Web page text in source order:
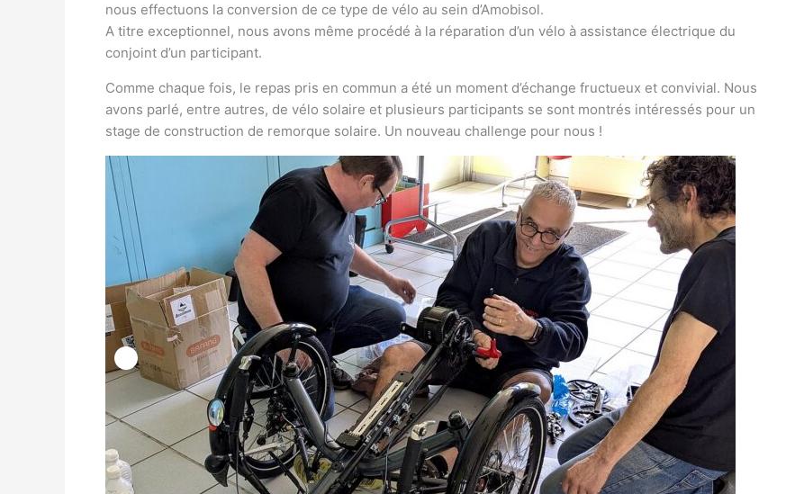
nous effectuons la conversion de ce type de vélo au sein d’Amobisol.
A titre exceptionnel, nous avons même procédé à la réparation d’un vélo à assistance électrique du
conjoint d’un participant.
Comme chaque fois, le repas pris en commun a été un moment d’échange fructueux et convivial. Nous
avons parlé, entre autres, de vélo solaire et plusieurs participants se sont montrés intéressés pour un
stage de construction de remorque solaire. Un nouveau challenge pour nous !